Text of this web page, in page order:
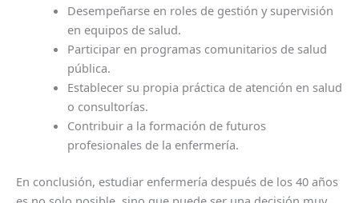
Desempeñarse en roles de gestión y supervisión
en equipos de salud.
Participar en programas comunitarios de salud
pública.
Establecer su propia práctica de atención en salud
o consultorías.
Contribuir a la formación de futuros
profesionales de la enfermería.
En conclusión, estudiar enfermería después de los 40 años